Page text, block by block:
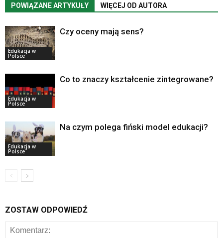
POWIĄZANE ARTYKUŁY WIĘCEJ OD AUTORA
Edukacja w
Polsce
Czy oceny mają sens?
Edukacja w
Polsce
Co to znaczy kształcenie zintegrowane?
Edukacja w
Polsce
Na czym polega fiński model edukacji?
ZOSTAW ODPOWIEDŹ